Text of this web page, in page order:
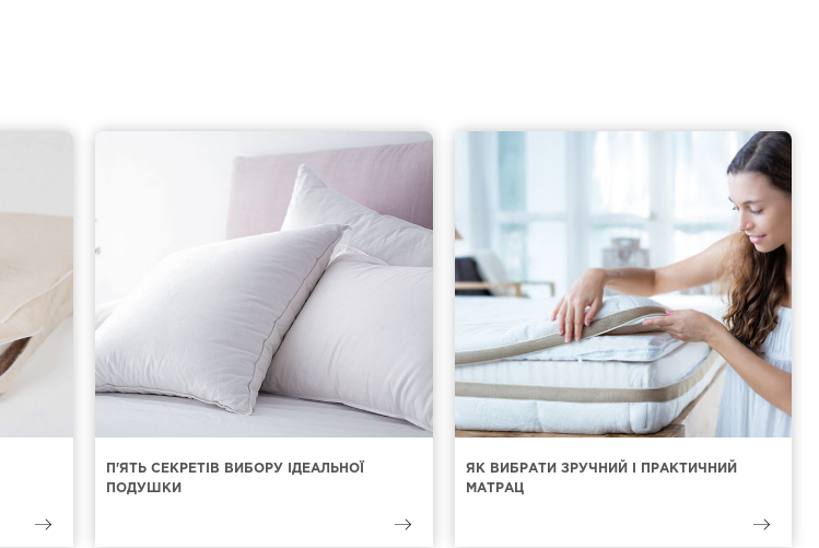
П'ЯТЬ СЕКРЕТІВ ВИБОРУ ІДЕАЛЬНОЇ
ПОДУШКИ
ЯК ВИБРАТИ ЗРУЧНИЙ І ПРАКТИЧНИЙ
МАТРАЦ